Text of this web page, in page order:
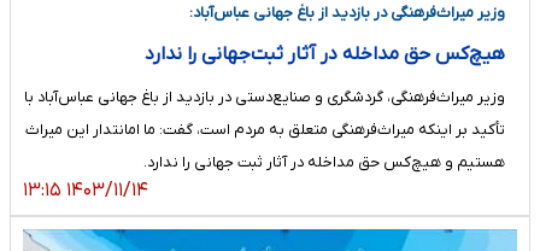
وزیر میراث‌فرهنگی در بازدید از باغ جهانی عباس‌آباد:
هیچ‌کس حق مداخله در آثار ثبت‌جهانی را ندارد
وزیر میراث‌فرهنگی، گردشگری و صنایع‌دستی در بازدید از باغ جهانی عباس‌آباد با
تأکید بر اینکه میراث‌فرهنگی متعلق به مردم است، گفت: ما امانتدار این میراث
هستیم و هیچ‌کس حق مداخله در آثار ثبت جهانی را ندارد.
۱۴۰۳/۱۱/۱۴ ۱۳:۱۵